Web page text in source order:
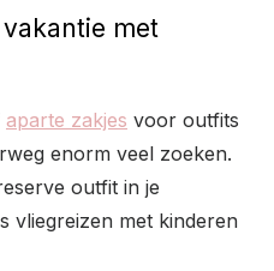
met
aparte zakjes voor outfits
enorm veel zoeken.
outfit in je
vliegreizen met kinderen